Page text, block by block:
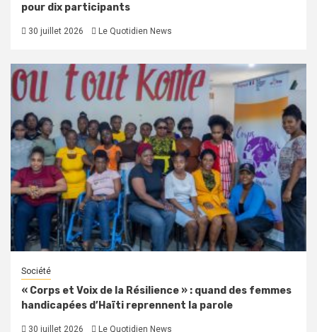
pour dix participants
30 juillet 2026 Le Quotidien News
Société
« Corps et Voix de la Résilience » : quand des femmes
handicapées d’Haïti reprennent la parole
30 juillet 2026 Le Quotidien News